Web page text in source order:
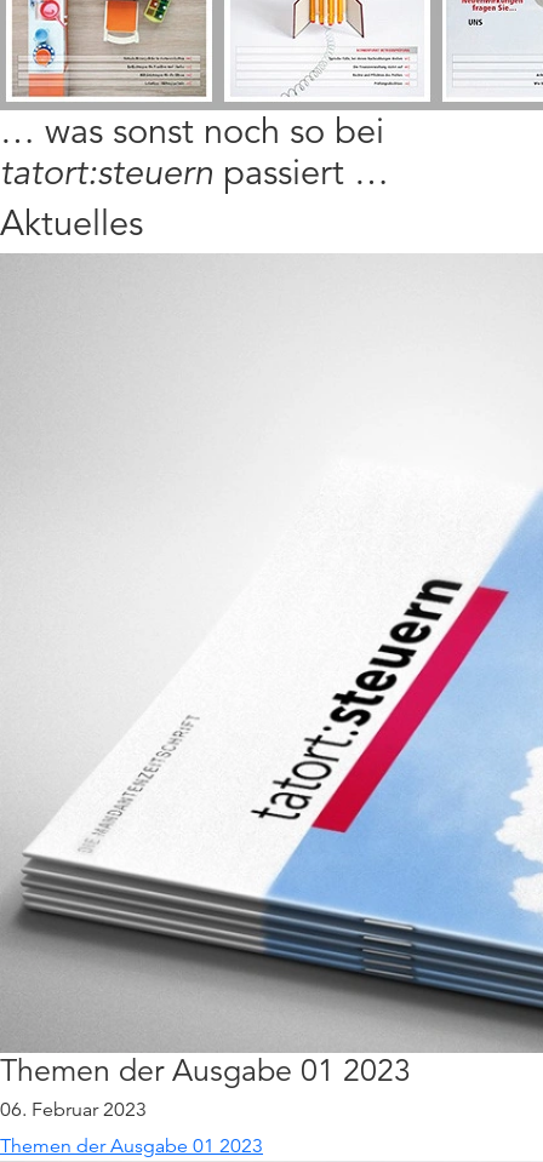
… was sonst noch so bei
tatort:steuern passiert …
Aktuelles
Themen der Ausgabe 01 2023
06. Februar 2023
Themen der Ausgabe 01 2023